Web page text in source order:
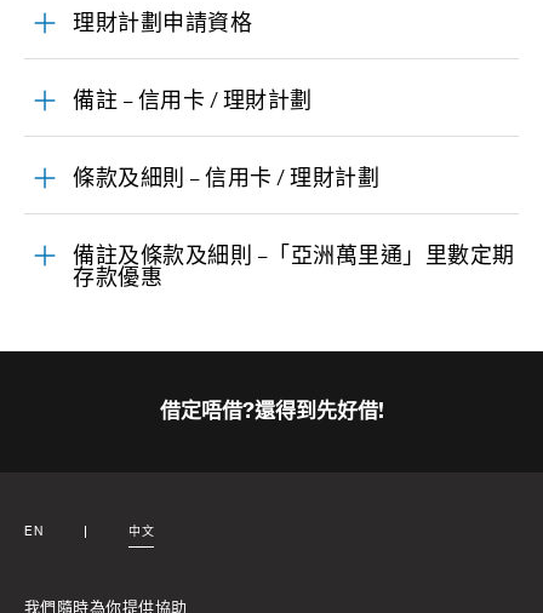
理財計劃申請資格
備註 – 信用卡 / 理財計劃
條款及細則 – 信用卡 / 理財計劃
備註及條款及細則 –「亞洲萬里通」里數定期
存款優惠
借定唔借?還得到先好借!
EN 中文
我們隨時為你提供協助